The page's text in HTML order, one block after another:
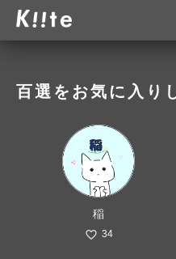
百選をお気に入り
稲
34